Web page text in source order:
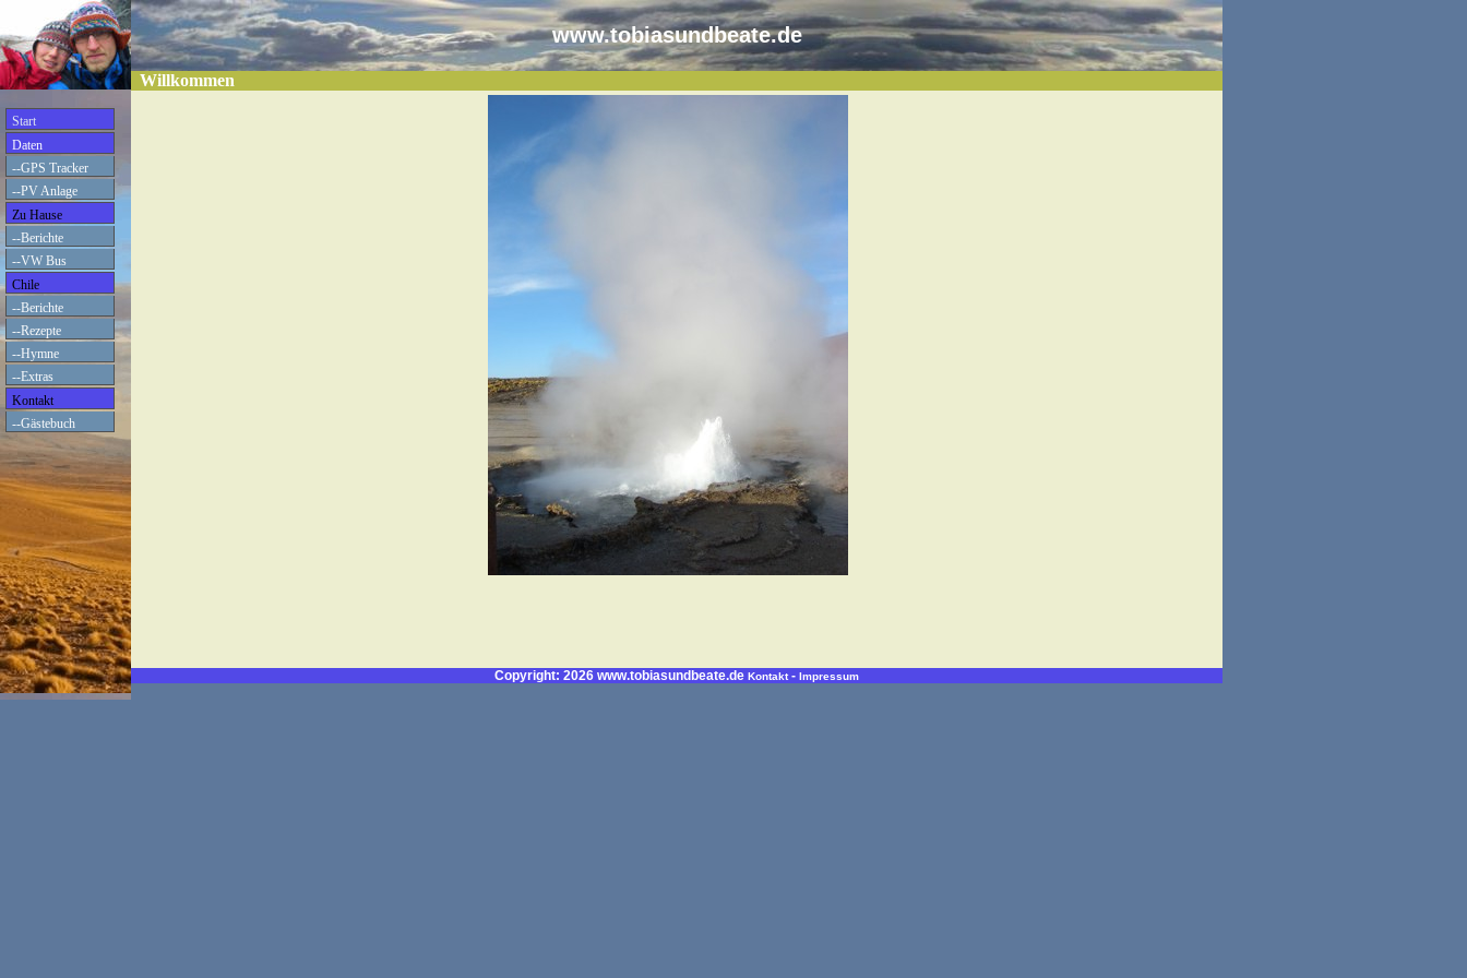
www.tobiasundbeate.de
Start
Daten
--GPS Tracker
--PV Anlage
Zu Hause
--Berichte
--VW Bus
Chile
--Berichte
--Rezepte
--Hymne
--Extras
Kontakt
--Gästebuch
Willkommen
Copyright: 2026 www.tobiasundbeate.de Kontakt- Impressum